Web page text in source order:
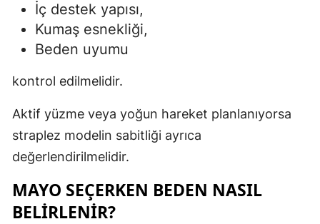
İç destek yapısı,
Kumaş esnekliği,
Beden uyumu
kontrol edilmelidir.
Aktif yüzme veya yoğun hareket planlanıyorsa
straplez modelin sabitliği ayrıca
değerlendirilmelidir.
MAYO SEÇERKEN BEDEN NASIL
BELIRLENIR?